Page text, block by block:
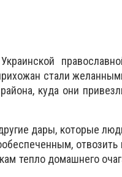
стали
куда они
дары, которые
отвозить
тепло домашнего